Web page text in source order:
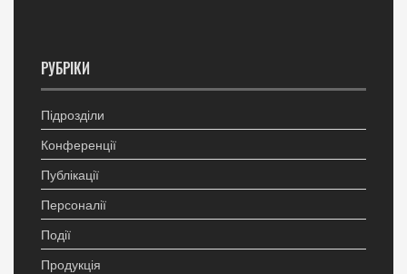
РУБРІКИ
Підрозділи
Конференції
Публікації
Персоналії
Події
Продукція